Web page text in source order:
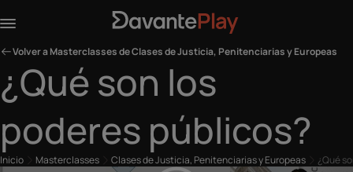
Volver a Masterclasses de Clases de Justicia, Penitenciarias y Europeas
¿Qué son los
poderes públicos?
Inicio Masterclasses Clases de Justicia, Penitenciarias y Europeas ¿Qué